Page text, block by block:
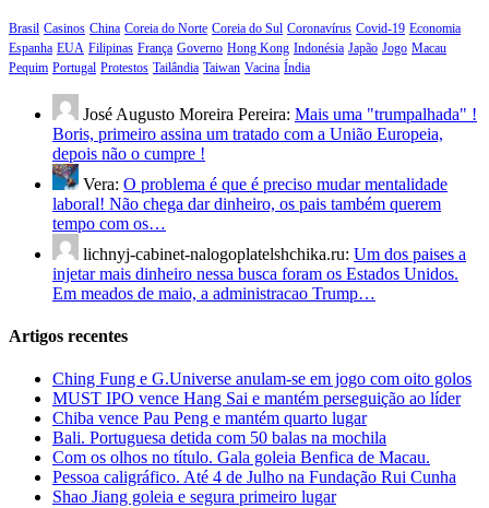
Brasil Casinos China Coreia do Norte Coreia do Sul Coronavírus Covid-19 Economia
Espanha EUA Filipinas França Governo Hong Kong Indonésia Japão Jogo Macau
Pequim Portugal Protestos Tailândia Taiwan Vacina Índia
José Augusto Moreira Pereira: Mais uma "trumpalhada" !
Boris, primeiro assina um tratado com a União Europeia,
depois não o cumpre !
Vera: O problema é que é preciso mudar mentalidade
laboral! Não chega dar dinheiro, os pais também querem
tempo com os…
lichnyj-cabinet-nalogoplatelshchika.ru: Um dos paises a
injetar mais dinheiro nessa busca foram os Estados Unidos.
Em meados de maio, a administracao Trump…
Artigos recentes
Ching Fung e G.Universe anulam-se em jogo com oito golos
MUST IPO vence Hang Sai e mantém perseguição ao líder
Chiba vence Pau Peng e mantém quarto lugar
Bali. Portuguesa detida com 50 balas na mochila
Com os olhos no título. Gala goleia Benfica de Macau.
Pessoa caligráfico. Até 4 de Julho na Fundação Rui Cunha
Shao Jiang goleia e segura primeiro lugar